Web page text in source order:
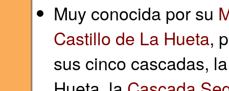
Muy conocida por su
Castillo de La Hueta,
sus cinco cascadas,